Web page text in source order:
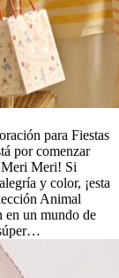
para Fiestas
por comenzar
Meri Meri! Si
y color, ¡esta
Animal
en un mundo de